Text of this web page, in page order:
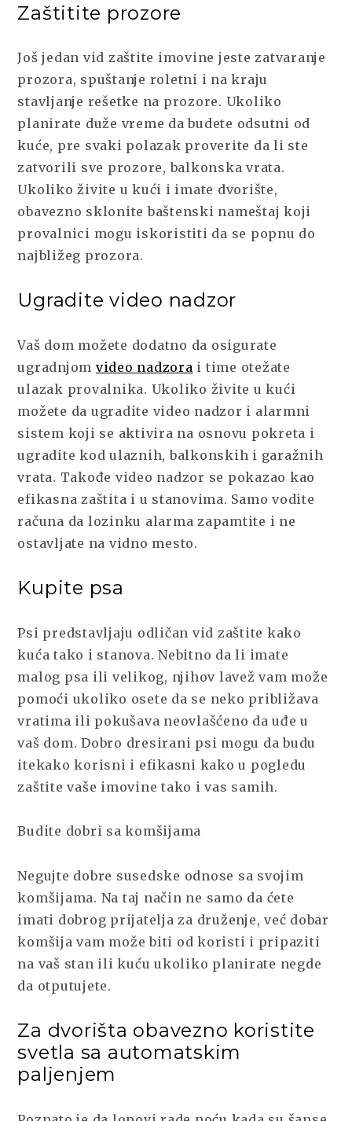
Zaštitite prozore
Još jedan vid zaštite imovine jeste zatvaranje
prozora, spuštanje roletni i na kraju
stavljanje rešetke na prozore. Ukoliko
planirate duže vreme da budete odsutni od
kuće, pre svaki polazak proverite da li ste
zatvorili sve prozore, balkonska vrata.
Ukoliko živite u kući i imate dvorište,
obavezno sklonite baštenski nameštaj koji
provalnici mogu iskoristiti da se popnu do
najbližeg prozora.
Ugradite video nadzor
Vaš dom možete dodatno da osigurate
ugradnjom video nadzora i time otežate
ulazak provalnika. Ukoliko živite u kući
možete da ugradite video nadzor i alarmni
sistem koji se aktivira na osnovu pokreta i
ugradite kod ulaznih, balkonskih i garažnih
vrata. Takođe video nadzor se pokazao kao
efikasna zaštita i u stanovima. Samo vodite
računa da lozinku alarma zapamtite i ne
ostavljate na vidno mesto.
Kupite psa
Psi predstavljaju odličan vid zaštite kako
kuća tako i stanova. Nebitno da li imate
malog psa ili velikog, njihov lavež vam može
pomoći ukoliko osete da se neko približava
vratima ili pokušava neovlašćeno da uđe u
vaš dom. Dobro dresirani psi mogu da budu
itekako korisni i efikasni kako u pogledu
zaštite vaše imovine tako i vas samih.
Budite dobri sa komšijama
Negujte dobre susedske odnose sa svojim
komšijama. Na taj način ne samo da ćete
imati dobrog prijatelja za druženje, već dobar
komšija vam može biti od koristi i pripaziti
na vaš stan ili kuću ukoliko planirate negde
da otputujete.
Za dvorišta obavezno koristite
svetla sa automatskim
paljenjem